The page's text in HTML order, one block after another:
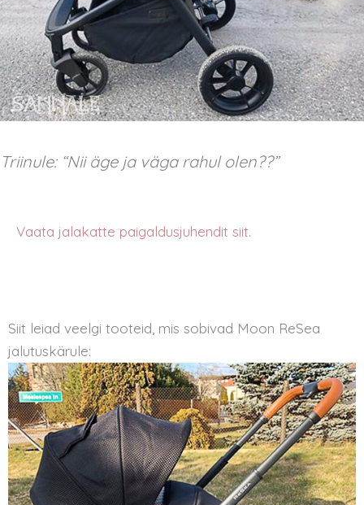
Triinule: “Nii äge ja väga rahul olen??”
Vaata jalakatte paigaldusjuhendit siit.
Siit leiad veelgi tooteid, mis sobivad Moon ReSea
jalutuskärule: